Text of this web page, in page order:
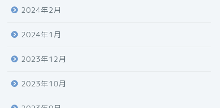
2024年2月
2024年1月
2023年12月
2023年10月